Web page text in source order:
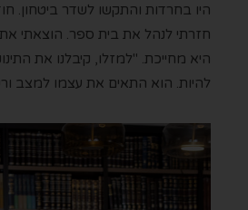
היו בחרדות והתקשו לשדר ביטחון.
חזרתי לנהל את בית ספר. הוצאתי
היא מחייכת. "למזלו, קיבלנו את
להיות. הוא התאים את עצמו למצב